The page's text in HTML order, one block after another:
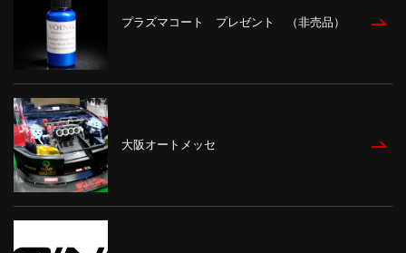
プラズマコート プレゼント （非売品）
大阪オートメッセ